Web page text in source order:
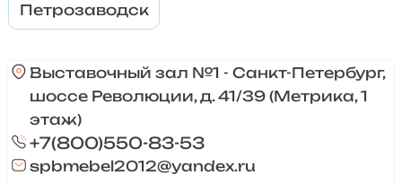
Петрозаводск
Выставочный зал №1 - Санкт-Петербург,
шоссе Революции, д. 41/39 (Метрика, 1
этаж)
+7(800)550-83-53
spbmebel2012@yandex.ru